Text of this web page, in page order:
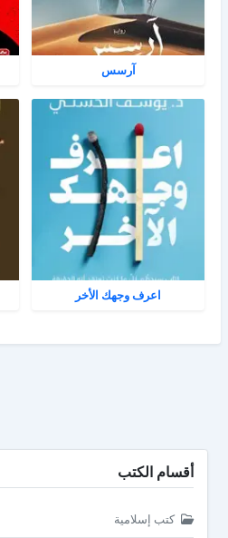
آرسس
اعرف وجهك الأخر
أقسام الكتب
كتب إسلامية